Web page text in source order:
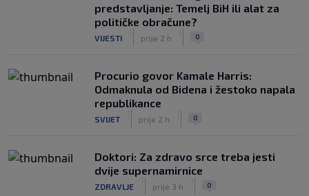
predstavljanje: Temelj BiH ili alat za
političke obračune?
VIJESTI prije 2 h 0
Procurio govor Kamale Harris:
Odmaknula od Bidena i žestoko napala
republikance
SVIJET prije 2 h 0
Doktori: Za zdravo srce treba jesti
dvije supernamirnice
ZDRAVLJE prije 3 h 0